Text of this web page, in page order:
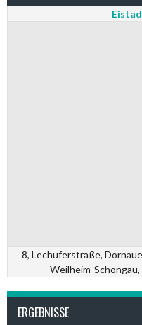
8, Lechuferstraße,
Weilheim-
ERGEBNISSE